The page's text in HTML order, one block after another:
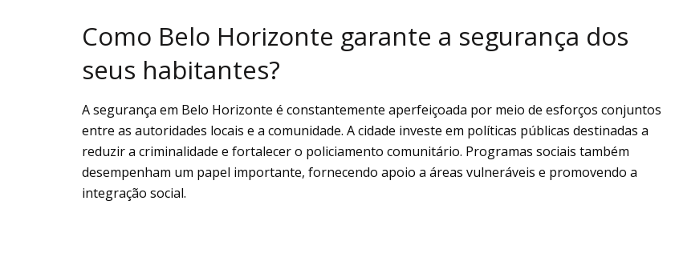
Como Belo Horizonte garante a segurança dos
seus habitantes?
A segurança em Belo Horizonte é constantemente aperfeiçoada por meio de esforços conjuntos
entre as autoridades locais e a comunidade. A cidade investe em políticas públicas destinadas a
reduzir a criminalidade e fortalecer o policiamento comunitário. Programas sociais também
desempenham um papel importante, fornecendo apoio a áreas vulneráveis e promovendo a
integração social.